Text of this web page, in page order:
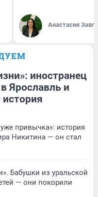
Анастасия
иностранец
Ярославль и
привычка»: история
Никитина — он стал
Бабушки из уральской
— они покорили